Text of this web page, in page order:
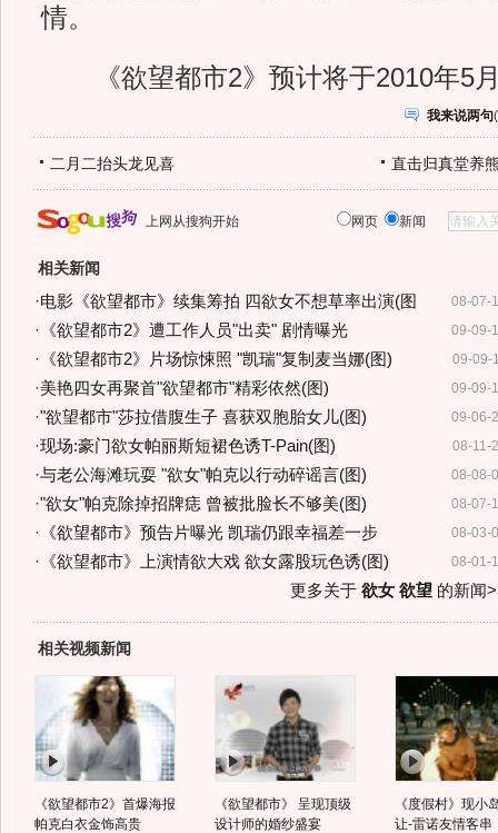
情。
《欲望都市2》预计将于2010年5
我来说两句(
二月二抬头龙见喜 直击归真堂养
上网从搜狗开始 网页 新闻
相关新闻
08-07-
·电影《欲望都市》续集筹拍 四欲女不想草率出演(图
09-09-
· 《欲望都市2》遭工作人员"出卖" 剧情曝光
09-09-
· 《欲望都市2》片场惊悚照 "凯瑞"复制麦当娜(图)
09-09-
·美艳四女再聚首"欲望都市"精彩依然(图)
09-06-
·"欲望都市"莎拉借腹生子 喜获双胞胎女儿(图)
08-11-
·现场:豪门欲女帕丽斯短裙色诱T-Pain(图)
08-08-
·与老公海滩玩耍 "欲女"帕克以行动碎谣言(图)
08-07-
·"欲女"帕克除掉招牌痣 曾被批脸长不够美(图)
08-03-
· 《欲望都市》预告片曝光 凯瑞仍跟幸福差一步
08-01-
· 《欲望都市》上演情欲大戏 欲女露股玩色诱(图)
更多关于 欲女 欲望的新闻
相关视频新闻
《欲望都市2》首爆海报
帕克白衣金饰高贵
《欲望都市》 呈现顶级
设计师的婚纱盛宴
《度假村》现小
让-雷诺友情客串